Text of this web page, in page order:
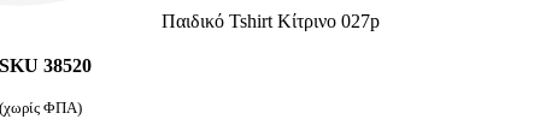
Παιδικό Tshirt Κίτρινο 027p
SKU 38520
(χωρίς ΦΠΑ)